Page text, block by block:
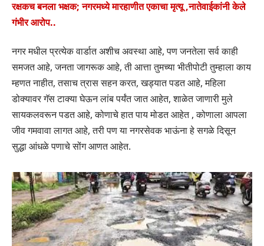
रक्षकच बनला भक्षक; नगरमध्ये मारहाणीत एकाचा मृत्यू ,नातेवाईकांनी केले
गंभीर आरोप..
नगर मधील प्रत्येक वार्डात अशीच अवस्था आहे, पण जनतेला सर्व काही
समजत आहे, जनता जागरूक आहे, ती आत्ता तुमच्या भीतीपोटी तुम्हाला काय
म्हणत नाहीत, तसाच त्रास सहन करत, खड्यात पडत आहे, महिला
डोक्यावर गॅस टाक्या घेऊन लांब पर्यंत जात आहेत, शाळेत जाणारी मुले
सायकलवरून पडत आहे, कोणाचे हात पाय मोडत आहेत , कोणाला आपला
जीव गमवावा लागत आहे, तरी पण या नगरसेवक भाऊंना हे सगळे दिसून
सुद्धा आंधळे पणाचे सोंग आणत आहेत.